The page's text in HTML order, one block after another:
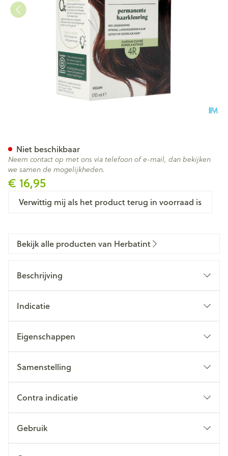
€ 16,95
Verwittig mij als het product terug in voorraad is
Niet beschikbaar
Neem contact op met ons via telefoon of e-mail, dan bekijken
we samen de mogelijkheden.
Bekijk alle producten van Herbatint
Beschrijving
Indicatie
Eigenschappen
Samenstelling
Contra indicatie
Gebruik